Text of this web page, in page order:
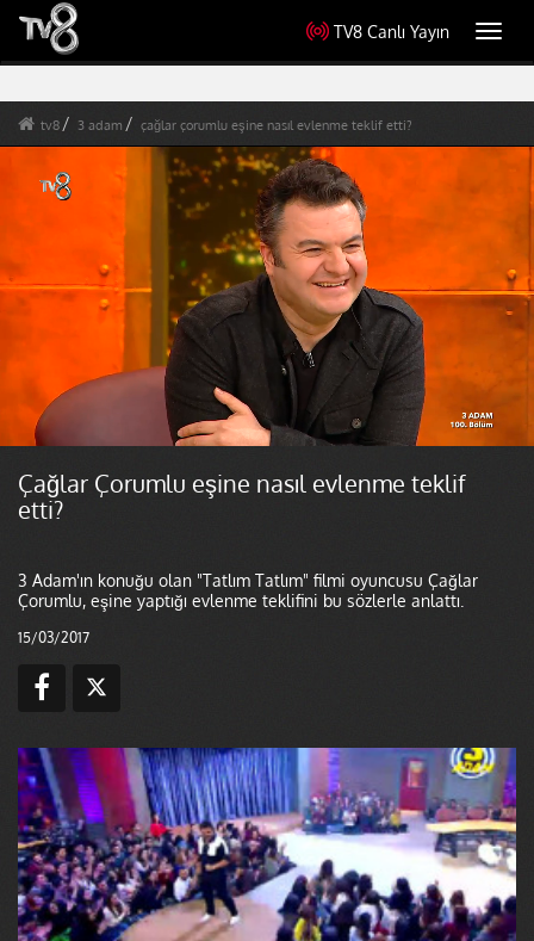
TV8 Canlı Yayın
tv8 3 adam çağlar çorumlu eşine nasıl evlenme teklif etti?
Çağlar Çorumlu eşine nasıl evlenme teklif
etti?
3 Adam'ın konuğu olan "Tatlım Tatlım" filmi oyuncusu Çağlar
Çorumlu, eşine yaptığı evlenme teklifini bu sözlerle anlattı.
15/03/2017